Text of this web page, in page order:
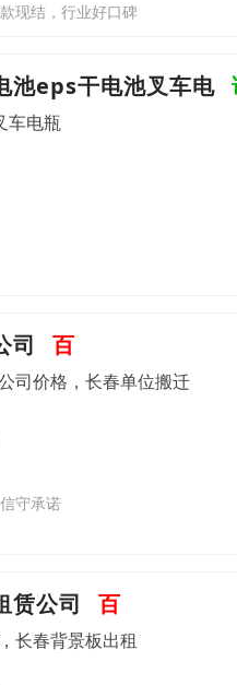
现结，行业好口碑
池eps干电池叉车电
车电瓶
司 百
司价格，长春单位搬迁
守承诺
赁公司 百
长春背景板出租